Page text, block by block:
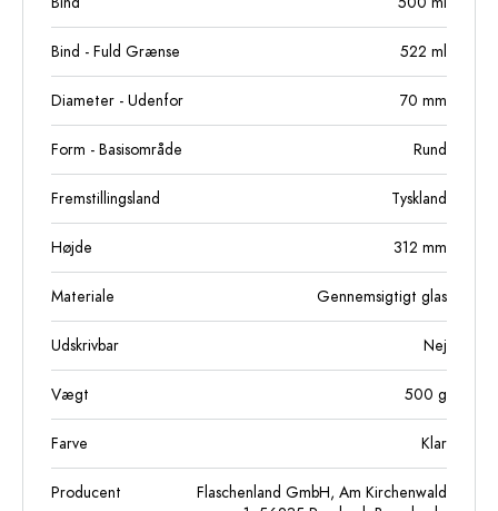
Bind - Fuld Grænse 522 ml
Diameter - Udenfor 70 mm
Form - Basisområde Rund
Fremstillingsland Tyskland
Højde 312 mm
Materiale Gennemsigtigt glas
Udskrivbar Nej
Vægt 500 g
Farve Klar
Producent
Flaschenland GmbH, Am Kirchenwald